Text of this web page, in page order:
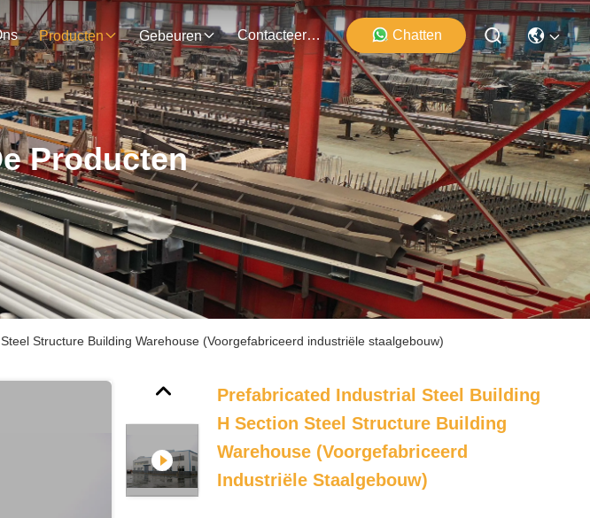
Producten Gebeuren Contacteer Ons Chatten
Producten
Structure Building Warehouse (Voorgefabriceerd industriële staalgebouw)
Prefabricated Industrial Steel Building
H Section Steel Structure Building
Warehouse (Voorgefabriceerd
Industriële Staalgebouw)